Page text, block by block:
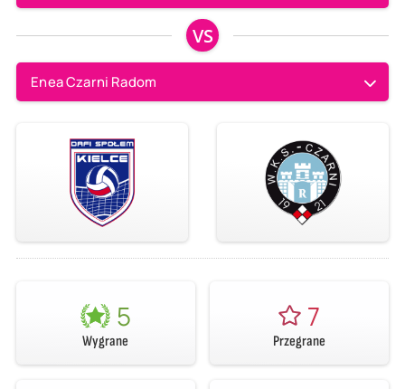
VS
Enea Czarni Radom
5
Wygrane
7
Przegrane